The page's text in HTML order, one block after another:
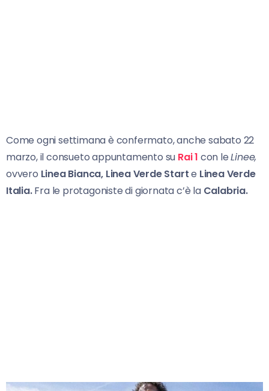
Come ogni settimana è confermato, anche sabato 22
marzo, il consueto appuntamento su Rai 1 con leLinee,
ovvero Linea Bianca, Linea Verde Starte Linea Verde
Italia.Fra le protagoniste di giornata c’è la Calabria.